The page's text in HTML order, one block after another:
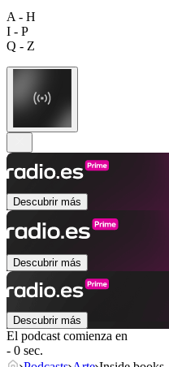
A - H
I - P
Q - Z
Descubrir más
Descubrir más
Descubrir más
El podcast comienza en
- 0 sec.